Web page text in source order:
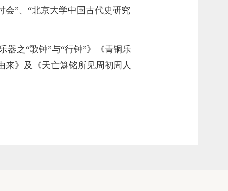
会”、“北京大学中国古代史研究
器之“歌钟”与“行钟”》《青铜乐
来》及《天亡簋铭所见周初周人